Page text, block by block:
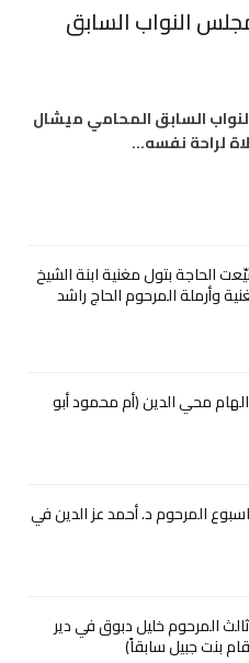
النواب السابق
السابق المحامي ميشال
لراحة نفسه…
الحاجة بتول مغنية ابنة الشيخ
وأرملة المرحوم الحاج راشد
محي الدين (أم محمود أبو
المرحوم د. أحمد عز الدين في
المرحوم خليل دبوق في دير
بنت جبيل سابقاً)